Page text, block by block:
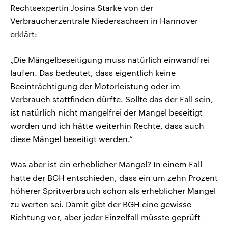
Rechtsexpertin Josina Starke von der
Verbraucherzentrale Niedersachsen in Hannover
erklärt:
„Die Mängelbeseitigung muss natürlich einwandfrei
laufen. Das bedeutet, dass eigentlich keine
Beeinträchtigung der Motorleistung oder im
Verbrauch stattfinden dürfte. Sollte das der Fall sein,
ist natürlich nicht mangelfrei der Mangel beseitigt
worden und ich hätte weiterhin Rechte, dass auch
diese Mängel beseitigt werden.“
Was aber ist ein erheblicher Mangel? In einem Fall
hatte der BGH entschieden, dass ein um zehn Prozent
höherer Spritverbrauch schon als erheblicher Mangel
zu werten sei. Damit gibt der BGH eine gewisse
Richtung vor, aber jeder Einzelfall müsste geprüft